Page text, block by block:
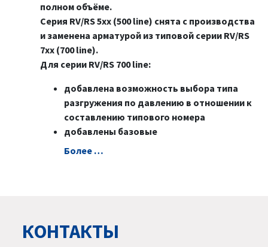
полном объёме.
Серия RV/RS 5xx (500 line) снята с производства
и заменена арматурой из типовой серии RV/RS
7xx (700 line).
Для серии RV/RS 700 line:
добавлена возможность выбора типа
разгружения по давлению в отношении к
составлению типового номера
добавлены базовые
Болeе …
КОНТАКТЫ